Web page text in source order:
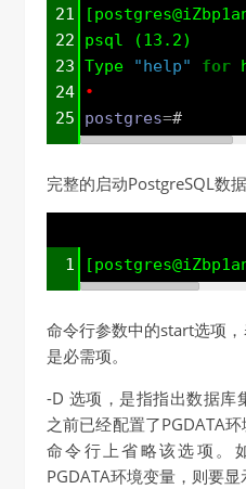
21
22
psql (13.2)
23 Type "help" for
24
•
25
postgres=#
完整的启动PostgreSQL数
1
命令行参数中的start选项
是必需项。
-D 选项，是指指出数据库
之前已经配置了PGDATA
命令行上省略该选项。
PGDATA环境变量，则要显